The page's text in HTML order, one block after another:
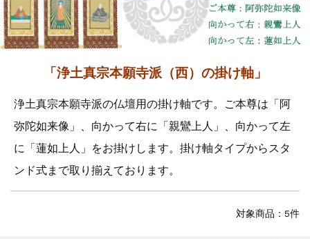
「浄土真宗本願寺派（西）の掛け軸」
浄土真宗本願寺派の仏壇用の掛け軸です。ご本尊は「阿
弥陀如来像」、向かって右に「親鸞上人」、向かって左
に「蓮如上人」をお掛けします。掛け軸タイプからスタ
ンド式まで取り揃えております。
対象商品：5件